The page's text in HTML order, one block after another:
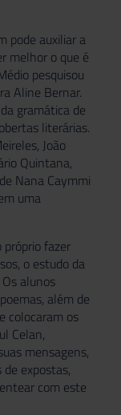
pode auxiliar a
melhor o que é
pesquisou
Aline Bernar.
gramática de
literárias.
João
Quintana,
Nana Caymmi
uma
fazer
o estudo da
alunos
além de
colocaram os
Celan,
mensagens,
expostas,
com este